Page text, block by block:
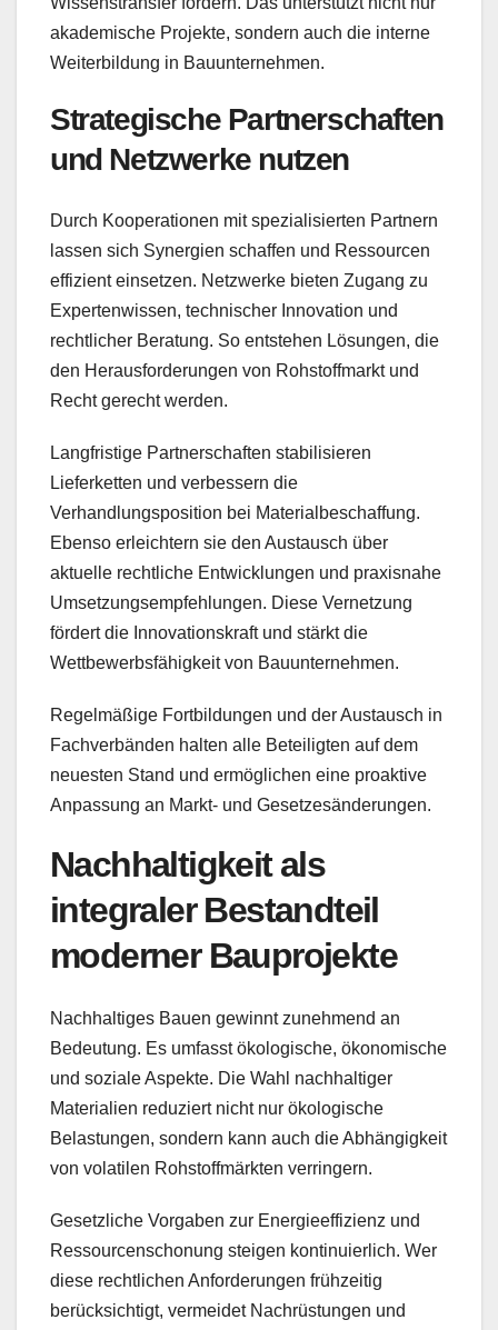
akademische Projekte, sondern auch die interne
Weiterbildung in Bauunternehmen.
Strategische Partnerschaften
und Netzwerke nutzen
Durch Kooperationen mit spezialisierten Partnern
lassen sich Synergien schaffen und Ressourcen
effizient einsetzen. Netzwerke bieten Zugang zu
Expertenwissen, technischer Innovation und
rechtlicher Beratung. So entstehen Lösungen, die
den Herausforderungen von Rohstoffmarkt und
Recht gerecht werden.
Langfristige Partnerschaften stabilisieren
Lieferketten und verbessern die
Verhandlungsposition bei Materialbeschaffung.
Ebenso erleichtern sie den Austausch über
aktuelle rechtliche Entwicklungen und praxisnahe
Umsetzungsempfehlungen. Diese Vernetzung
fördert die Innovationskraft und stärkt die
Wettbewerbsfähigkeit von Bauunternehmen.
Regelmäßige Fortbildungen und der Austausch in
Fachverbänden halten alle Beteiligten auf dem
neuesten Stand und ermöglichen eine proaktive
Anpassung an Markt- und Gesetzesänderungen.
Nachhaltigkeit als
integraler Bestandteil
moderner Bauprojekte
Nachhaltiges Bauen gewinnt zunehmend an
Bedeutung. Es umfasst ökologische, ökonomische
und soziale Aspekte. Die Wahl nachhaltiger
Materialien reduziert nicht nur ökologische
Belastungen, sondern kann auch die Abhängigkeit
von volatilen Rohstoffmärkten verringern.
Gesetzliche Vorgaben zur Energieeffizienz und
Ressourcenschonung steigen kontinuierlich. Wer
diese rechtlichen Anforderungen frühzeitig
berücksichtigt, vermeidet Nachrüstungen und